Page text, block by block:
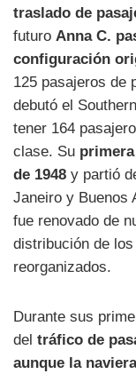
traslado de
futuro Anna C.
configuración
125 pasajeros de
debutó el
tener 164
clase. Su
de 1948 y partió
Janeiro y Buenos
fue renovado de
distribución de
reorganizados.
Durante sus
del tráfico de
aunque la